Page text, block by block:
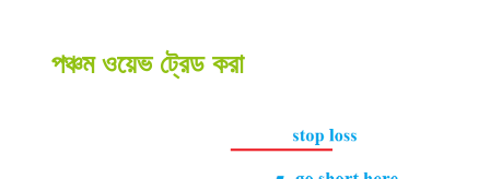
পঞ্চম ওয়েভ ট্রেড করা